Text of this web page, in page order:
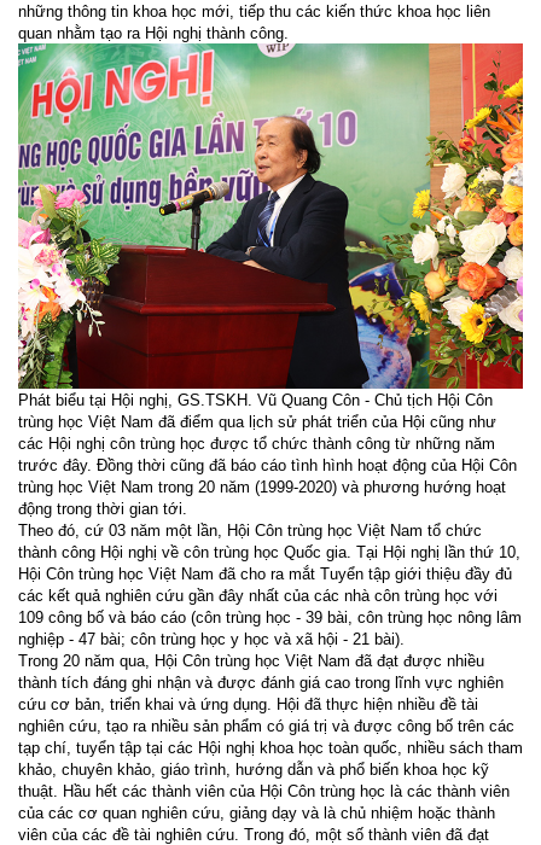
những thông tin khoa học mới, tiếp thu các kiến thức khoa học liên
quan nhằm tạo ra Hội nghị thành công.
Phát biểu tại Hội nghị, GS.TSKH. Vũ Quang Côn - Chủ tịch Hội Côn
trùng học Việt Nam đã điểm qua lịch sử phát triển của Hội cũng như
các Hội nghị côn trùng học được tổ chức thành công từ những năm
trước đây. Đồng thời cũng đã báo cáo tình hình hoạt động của Hội Côn
trùng học Việt Nam trong 20 năm (1999-2020) và phương hướng hoạt
động trong thời gian tới.
Theo đó, cứ 03 năm một lần, Hội Côn trùng học Việt Nam tổ chức
thành công Hội nghị về côn trùng học Quốc gia. Tại Hội nghị lần thứ 10,
Hội Côn trùng học Việt Nam đã cho ra mắt Tuyển tập giới thiệu đầy đủ
các kết quả nghiên cứu gần đây nhất của các nhà côn trùng học với
109 công bố và báo cáo (côn trùng học - 39 bài, côn trùng học nông lâm
nghiệp - 47 bài; côn trùng học y học và xã hội - 21 bài).
Trong 20 năm qua, Hội Côn trùng học Việt Nam đã đạt được nhiều
thành tích đáng ghi nhận và được đánh giá cao trong lĩnh vực nghiên
cứu cơ bản, triển khai và ứng dụng. Hội đã thực hiện nhiều đề tài
nghiên cứu, tạo ra nhiều sản phẩm có giá trị và được công bố trên các
tạp chí, tuyển tập tại các Hội nghị khoa học toàn quốc, nhiều sách tham
khảo, chuyên khảo, giáo trình, hướng dẫn và phổ biến khoa học kỹ
thuật. Hầu hết các thành viên của Hội Côn trùng học là các thành viên
của các cơ quan nghiên cứu, giảng dạy và là chủ nhiệm hoặc thành
viên của các đề tài nghiên cứu. Trong đó, một số thành viên đã đạt